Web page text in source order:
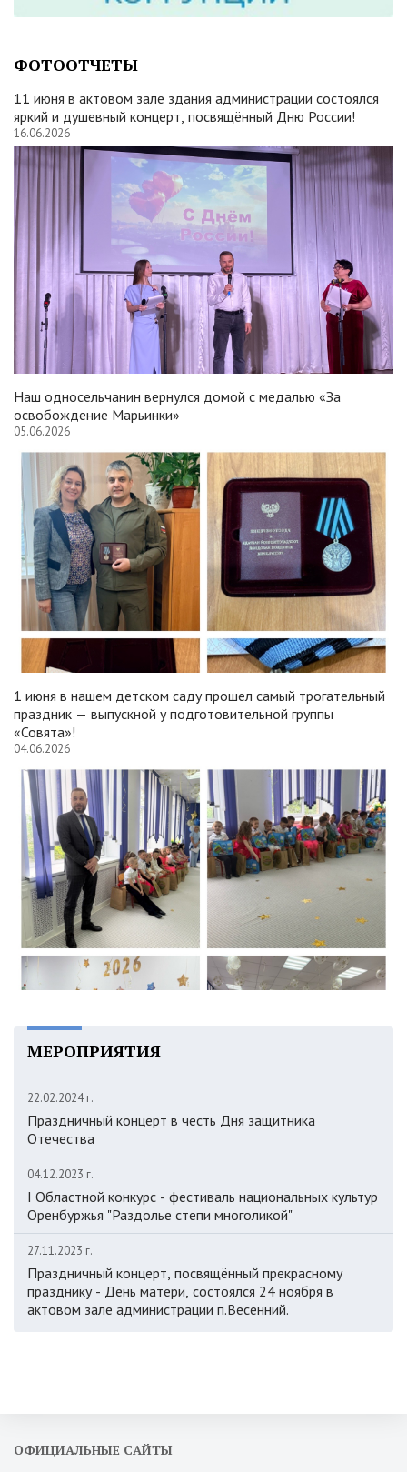
ФОТООТЧЕТЫ
11 июня в актовом зале здания администрации состоялся
яркий и душевный концерт, посвящённый Дню России!
16.06.2026
Наш односельчанин вернулся домой с медалью «За
освобождение Марьинки»
05.06.2026
1 июня в нашем детском саду прошел самый трогательный
праздник — выпускной у подготовительной группы
«Совята»!
04.06.2026
МЕРОПРИЯТИЯ
22.02.2024 г.
Праздничный концерт в честь Дня защитника
Отечества
04.12.2023 г.
I Областной конкурс - фестиваль национальных культур
Оренбуржья "Раздолье степи многоликой"
27.11.2023 г.
Праздничный концерт, посвящённый прекрасному
празднику - День матери, состоялся 24 ноября в
актовом зале администрации п.Весенний.
ОФИЦИАЛЬНЫЕ САЙТЫ